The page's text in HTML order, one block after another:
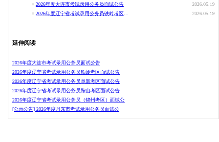
2026年度大连市考试录用公务员面试公告
2026.05.19
2026.05.19
延伸阅读
2026年度大连市考试录用公务员面试公告
2026年度辽宁省考试录用公务员铁岭考区面试公告
2026年度辽宁省考试录用公务员阜新考区面试公告
2026年度辽宁省考试录用公务员鞍山考区面试公告
2026年度辽宁省考试录用公务员（锦州考区）面试公
[公示公告] 2026年度丹东市考试录用公务员面试公